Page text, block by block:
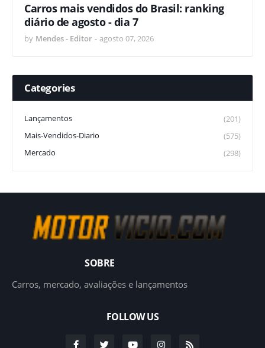
Carros mais vendidos do Brasil: ranking
diário de agosto - dia 7
by Mendes - Editor - agosto 07, 2026
Categories
Lançamentos
(201)
Mais-Vendidos-Diario
(575)
Mercado
(298)
SOBRE
Carros, mercado, avaliações e lançamentos
FOLLOW US